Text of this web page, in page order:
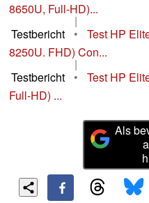
8650U, Full-HD)...
|
Testbericht
•
Test HP
8250U. FHD) Con...
|
Testbericht
•
Test HP
Full-HD) ...
Als